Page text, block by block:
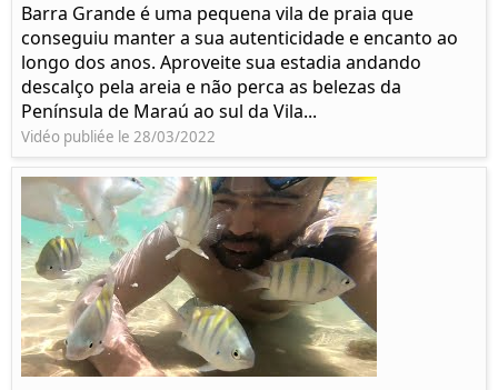
Barra Grande é uma pequena vila de praia que
conseguiu manter a sua autenticidade e encanto ao
longo dos anos. Aproveite sua estadia andando
descalço pela areia e não perca as belezas da
Península de Maraú ao sul da Vila...
Vidéo publiée le 28/03/2022